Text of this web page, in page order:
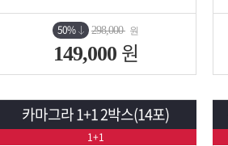
50% 298,000 원
149,000 원
카마그라 1+1 2박스(14포)
1+1